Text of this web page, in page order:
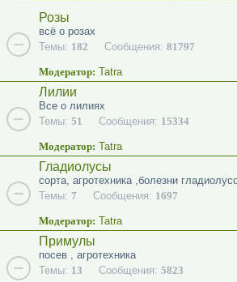
Розы
всё о розах
Темы: 182 Сообщения: 81797
Модератор: Tatra
Лилии
Все о лилиях
Темы: 51 Сообщения: 15334
Модератор: Tatra
Гладиолусы
сорта, агротехника ,болезни
Темы: 7 Сообщения: 1697
Модератор: Tatra
Примулы
посев , агротехника
Темы: 13 Сообщения: 5823